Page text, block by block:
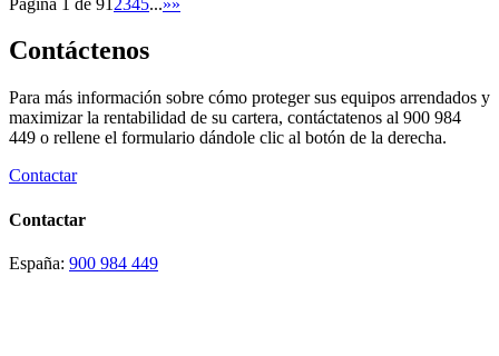
Contáctenos
Para más información sobre cómo proteger sus equipos arrendados y
maximizar la rentabilidad de su cartera, contáctatenos al 900 984
449 o rellene el formulario dándole clic al botón de la derecha.
Contactar
Contactar
España: 900 984 449